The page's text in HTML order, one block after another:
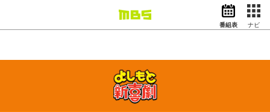
番組表 ナビ